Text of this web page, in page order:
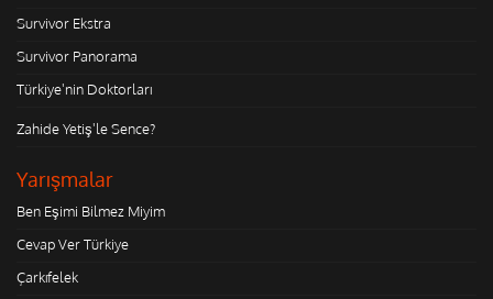
Survivor Ekstra
Survivor Panorama
Türkiye'nin Doktorları
Zahide Yetiş'le Sence?
Yarışmalar
Ben Eşimi Bilmez Miyim
Cevap Ver Türkiye
Çarkıfelek